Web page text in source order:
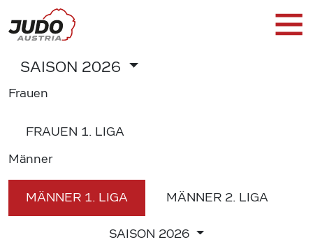
SAISON 2026
Frauen
FRAUEN 1. LIGA
Männer
MÄNNER 1. LIGA MÄNNER 2. LIGA
SAISON 2026